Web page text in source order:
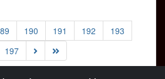
190 191 192
193
197